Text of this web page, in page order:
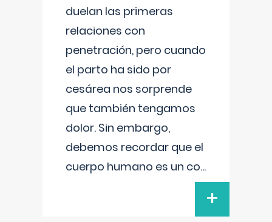
duelan las primeras
relaciones con
penetración, pero cuando
el parto ha sido por
cesárea nos sorprende
que también tengamos
dolor. Sin embargo,
debemos recordar que el
cuerpo humano es un co...
+